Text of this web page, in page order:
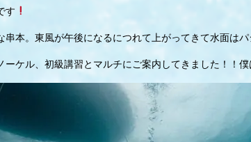
す
串本。東風が午後になるにつれて上がってきて水面はパ
ーケル、初級講習とマルチにご案内してきました！！僕